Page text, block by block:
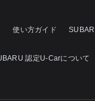
使い方ガイド
認定U-Carについて